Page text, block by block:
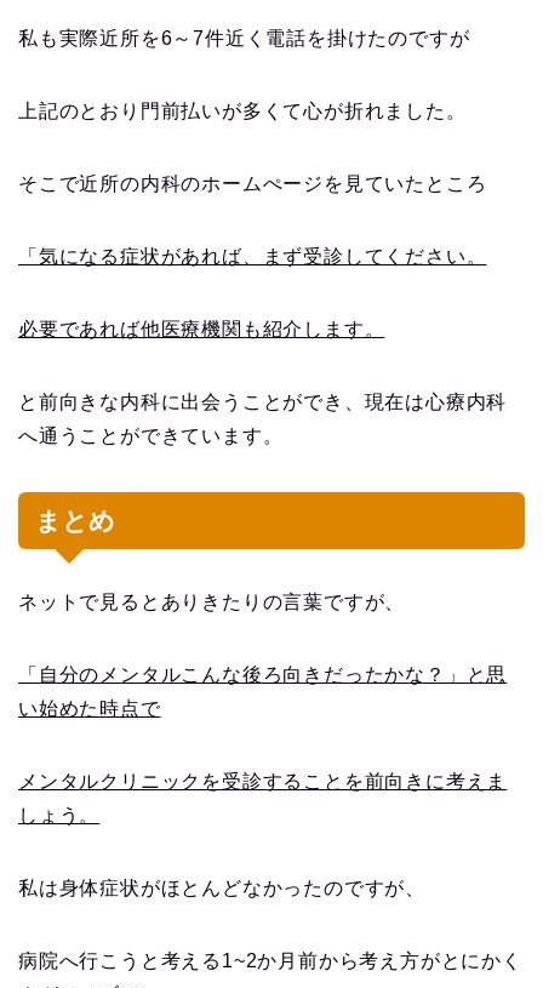
私も実際近所を6～7件近く電話を掛けたのですが
上記のとおり門前払いが多くて心が折れました。
そこで近所の内科のホームぺージを見ていたところ
「気になる症状があれば、まず受診してください。
必要であれば他医療機関も紹介します。
と前向きな内科に出会うことができ、現在は心療内科
へ通うことができています。
まとめ
ネットで見るとありきたりの言葉ですが、
「自分のメンタルこんな後ろ向きだったかな？」と思
い始めた時点で
メンタルクリニックを受診することを前向きに考えま
しょう。
私は身体症状がほとんどなかったのですが、
病院へ行こうと考える1~2か月前から考え方がとにかく